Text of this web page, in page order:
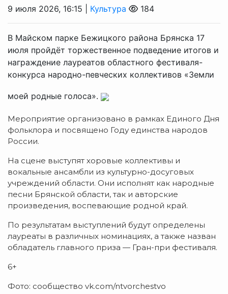
9 июля 2026, 16:15 | Культура 184
В Майском парке Бежицкого района Брянска 17
июля пройдёт торжественное подведение итогов и
награждение лауреатов областного фестиваля-
конкурса народно-певческих коллективов «Земли
моей родные голоса».
Мероприятие организовано в рамках Единого Дня
фольклора и посвящено Году единства народов
России.
На сцене выступят хоровые коллективы и
вокальные ансамбли из культурно-досуговых
учреждений области. Они исполнят как народные
песни Брянской области, так и авторские
произведения, воспевающие родной край.
По результатам выступлений будут определены
лауреаты в различных номинациях, а также назван
обладатель главного приза — Гран-при фестиваля.
6+
Фото: сообщество vk.com/ntvorchestvo